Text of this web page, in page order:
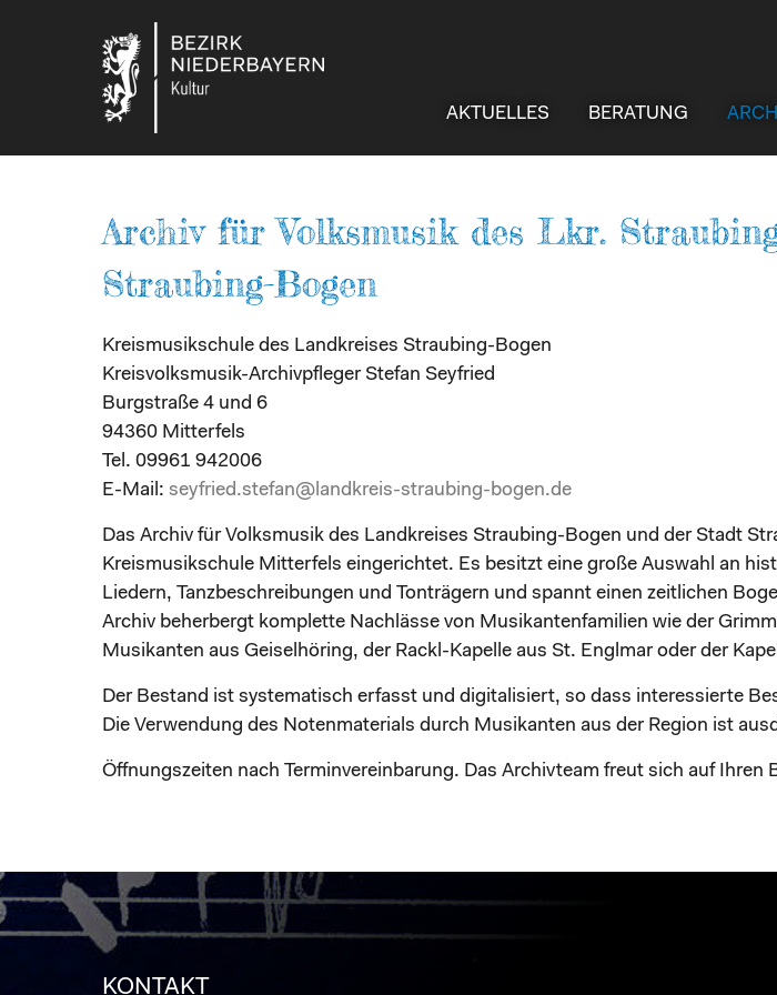
AKTUELLES BERATUNG
Archiv für Volksmusik des Lkr.
Straubing-Bogen
Kreismusikschule des Landkreises Straubing-Bogen
Kreisvolksmusik-Archivpfleger Stefan Seyfried
Burgstraße 4 und 6
94360 Mitterfels
Tel. 09961 942006
E-Mail: seyfried.stefan@landkreis-straubing-bogen.de
Das Archiv für Volksmusik des Landkreises Straubing-Bogen und der Stadt
Kreismusikschule Mitterfels eingerichtet. Es besitzt eine große Auswahl an
Liedern, Tanzbeschreibungen und Tonträgern und spannt einen zeitlichen
Archiv beherbergt komplette Nachlässe von Musikantenfamilien wie der
Musikanten aus Geiselhöring, der Rackl-Kapelle aus St. Englmar oder der
Der Bestand ist systematisch erfasst und digitalisiert, so dass interessierte
Die Verwendung des Notenmaterials durch Musikanten aus der Region ist
Öffnungszeiten nach Terminvereinbarung. Das Archivteam freut sich auf Ihren
KONTAKT